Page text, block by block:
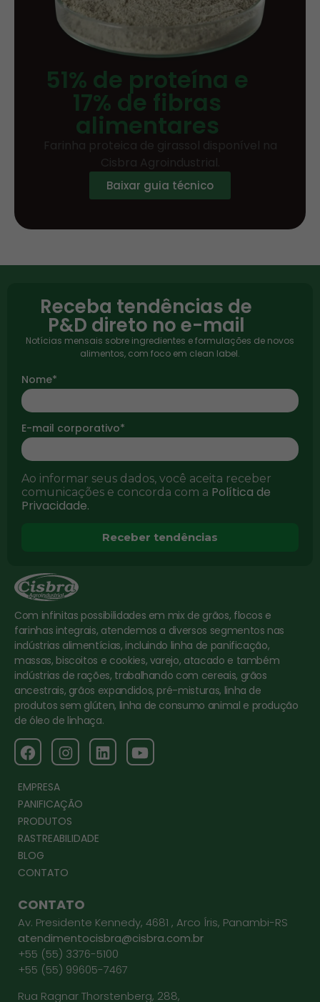
51% de proteína e
17% de fibras
alimentares
Farinha proteica de girassol disponível na
Cisbra Agroindustrial.
Baixar guia técnico
Receba tendências de
P&D direto no e-mail
Notícias mensais sobre ingredientes e formulações de novos
alimentos, com foco em clean label.
Nome*
E-mail corporativo*
Ao informar seus dados, você aceita receber
comunicações e concorda com a Política de
Privacidade.
Receber tendências
Com infinitas possibilidades em mix de grãos, flocos e
farinhas integrais, atendemos a diversos segmentos nas
indústrias alimentícias, incluindo linha de panificação,
massas, biscoitos e cookies, varejo, atacado e também
indústrias de rações, trabalhando com cereais, grãos
ancestrais, grãos expandidos, pré-misturas, linha de
produtos sem glúten, linha de consumo animal e produção
de óleo de linhaça.
EMPRESA
PANIFICAÇÃO
PRODUTOS
RASTREABILIDADE
BLOG
CONTATO
CONTATO
Av. Presidente Kennedy, 4681 , Arco Íris, Panambi-RS
atendimentocisbra@cisbra.com.br
+55 (55) 3376-5100
+55 (55) 99605-7467
Rua Ragnar Thorstenberg, 288,